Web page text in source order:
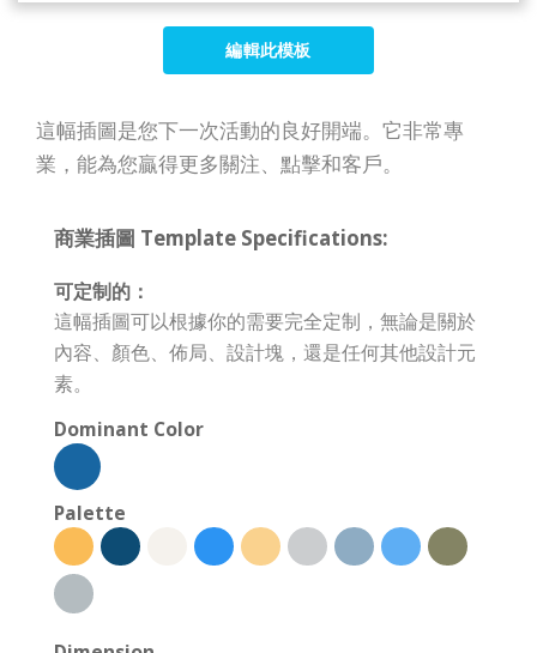
編輯此模板
這幅插圖是您下一次活動的良好開端。它非常專
業，能為您贏得更多關注、點擊和客戶。
商業插圖 Template Specifications:
可定制的：
這幅插圖可以根據你的需要完全定制，無論是關於
內容、顏色、佈局、設計塊，還是任何其他設計元
素。
Dominant Color
Palette